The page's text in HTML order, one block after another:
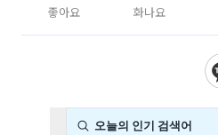
좋아요 화나요